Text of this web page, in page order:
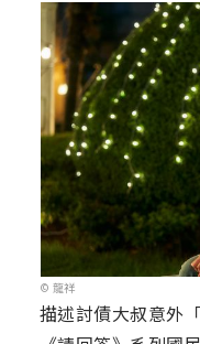
© 龍祥
描述討債大叔意外